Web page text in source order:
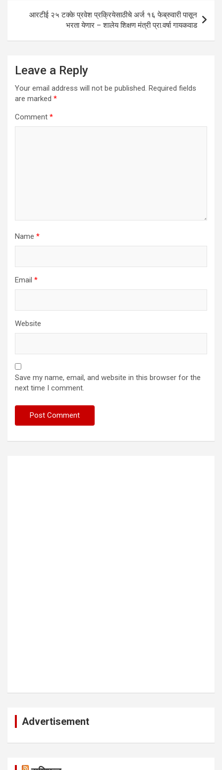
आरटीई २५ टक्के प्रवेश प्रक्रियेसाठीचे अर्ज १६ फेब्रुवारी पासून
भरता येणार – शालेय शिक्षण मंत्री प्रा.वर्षा गायकवाड
Leave a Reply
Your email address will not be published. Required fields
are marked *
Comment *
Name *
Email *
Website
Save my name, email, and website in this browser for the
next time I comment.
Advertisement